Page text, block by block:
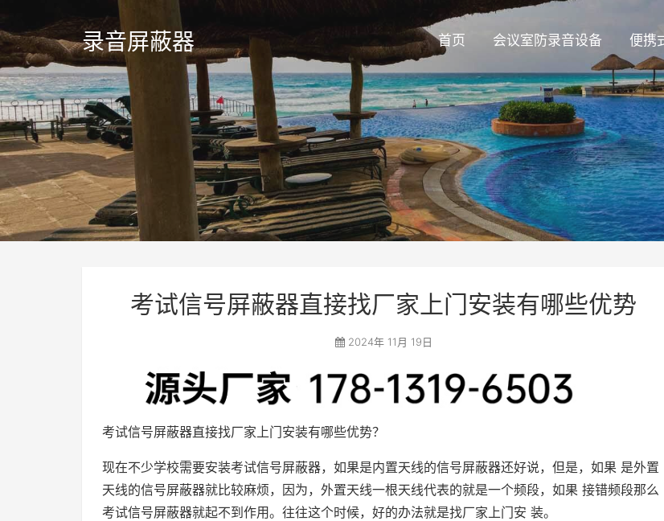
录音屏蔽器 首页 会议室防录音设备 便携
考试信号屏蔽器直接找厂家上门安装有哪些优势
2024年 11月 19日
考试信号屏蔽器直接找厂家上门安装有哪些优势？
现在不少学校需要安装考试信号屏蔽器，如果是内置天线的信号屏蔽器还好说，但是，如果 是外置
天线的信号屏蔽器就比较麻烦，因为，外置天线一根天线代表的就是一个频段，如果 接错频段那么
考试信号屏蔽器就起不到作用。往往这个时候，好的办法就是找厂家上门安 装。